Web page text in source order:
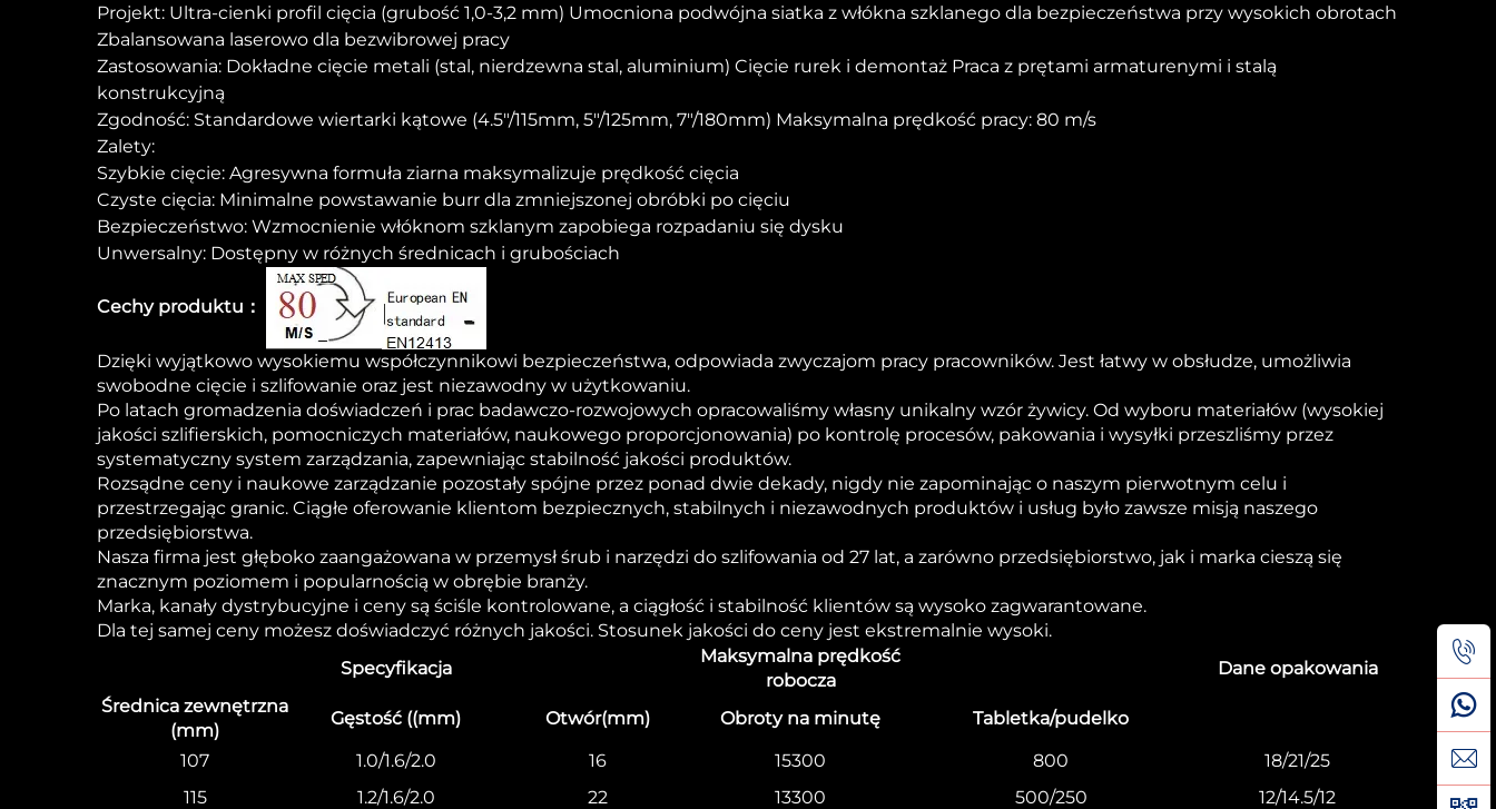
Projekt: Ultra-cienki profil cięcia (grubość 1,0-3,2 mm) Umocniona podwójna siatka z włókna szklanego dla bezpieczeństwa przy wysokich obrotach
Zbalansowana laserowo dla bezwibrowej pracy
Zastosowania: Dokładne cięcie metali (stal, nierdzewna stal, aluminium) Cięcie rurek i demontaż Praca z prętami armaturenymi i stalą
konstrukcyjną
Zgodność: Standardowe wiertarki kątowe (4.5"/115mm, 5"/125mm, 7"/180mm) Maksymalna prędkość pracy: 80 m/s
Zalety:
Szybkie cięcie: Agresywna formuła ziarna maksymalizuje prędkość cięcia
Czyste cięcia: Minimalne powstawanie burr dla zmniejszonej obróbki po cięciu
Bezpieczeństwo: Wzmocnienie włóknom szklanym zapobiega rozpadaniu się dysku
Unwersalny: Dostępny w różnych średnicach i grubościach
Cechy produktu：
Dzięki wyjątkowo wysokiemu współczynnikowi bezpieczeństwa, odpowiada zwyczajom pracy pracowników. Jest łatwy w obsłudze, umożliwia
swobodne cięcie i szlifowanie oraz jest niezawodny w użytkowaniu.
Po latach gromadzenia doświadczeń i prac badawczo-rozwojowych opracowaliśmy własny unikalny wzór żywicy. Od wyboru materiałów (wysokiej
jakości szlifierskich, pomocniczych materiałów, naukowego proporcjonowania) po kontrolę procesów, pakowania i wysyłki przeszliśmy przez
systematyczny system zarządzania, zapewniając stabilność jakości produktów.
Rozsądne ceny i naukowe zarządzanie pozostały spójne przez ponad dwie dekady, nigdy nie zapominając o naszym pierwotnym celu i
przestrzegając granic. Ciągłe oferowanie klientom bezpiecznych, stabilnych i niezawodnych produktów i usług było zawsze misją naszego
przedsiębiorstwa.
Nasza firma jest głęboko zaangażowana w przemysł śrub i narzędzi do szlifowania od 27 lat, a zarówno przedsiębiorstwo, jak i marka cieszą się
znacznym poziomem i popularnością w obrębie branży.
Marka, kanały dystrybucyjne i ceny są ściśle kontrolowane, a ciągłość i stabilność klientów są wysoko zagwarantowane.
Dla tej samej ceny możesz doświadczyć różnych jakości. Stosunek jakości do ceny jest ekstremalnie wysoki.
Specyfikacja
Maksymalna prędkość
robocza
Dane opakowania
Średnica zewnętrzna
(mm)
Gęstość ((mm) Otwór(mm) Obroty na minutę
Tabletka/pudelko
107
1.0/1.6/2.0 16 15300 800
18/21/25
115
1.2/1.6/2.0 22 13300 500/250
12/14.5/12